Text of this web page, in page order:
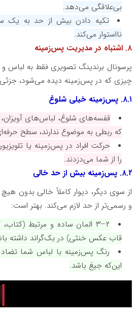
بی‌علاقگی می‌دهد.
تکیه دادن بیش از حد به یک
نااستوار می‌کند.
۸. اشتباه در مدیریت پس‌زمینه
پرسونال برندینگ تصویری فقط به
چیزی که در پس‌زمینه دیده می‌شود،
۸.۱. پس‌زمینه خیلی شلوغ
قفسه‌های شلوغ، لباس‌های
که ربطی به موضوع ندارند، سطح
حرکت افراد در پس‌زمینه یا
را از شما می‌دزدند.
۸.۲. پس‌زمینه بیش از حد خالی
از سوی دیگر، دیوار کاملاً خالی بدون
و رسمی‌تر از حد لازم می‌کند. بهتر است:
۲–۳المان ساده و مرتبط
قاب عکس خنثی) در بک‌گراند داشته
رنگ پس‌زمینه با لباس شما
این‌که جیغ باشد.